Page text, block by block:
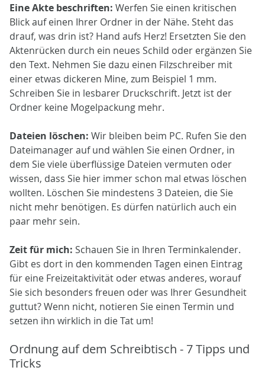
Eine Akte beschriften: Werfen Sie einen kritischen
Blick auf einen Ihrer Ordner in der Nähe. Steht das
drauf, was drin ist? Hand aufs Herz! Ersetzten Sie den
Aktenrücken durch ein neues Schild oder ergänzen Sie
den Text. Nehmen Sie dazu einen Filzschreiber mit
einer etwas dickeren Mine, zum Beispiel 1 mm.
Schreiben Sie in lesbarer Druckschrift. Jetzt ist der
Ordner keine Mogelpackung mehr.
Dateien löschen: Wir bleiben beim PC. Rufen Sie den
Dateimanager auf und wählen Sie einen Ordner, in
dem Sie viele überflüssige Dateien vermuten oder
wissen, dass Sie hier immer schon mal etwas löschen
wollten. Löschen Sie mindestens 3 Dateien, die Sie
nicht mehr benötigen. Es dürfen natürlich auch ein
paar mehr sein.
Zeit für mich: Schauen Sie in Ihren Terminkalender.
Gibt es dort in den kommenden Tagen einen Eintrag
für eine Freizeitaktivität oder etwas anderes, worauf
Sie sich besonders freuen oder was Ihrer Gesundheit
guttut? Wenn nicht, notieren Sie einen Termin und
setzen ihn wirklich in die Tat um!
Ordnung auf dem Schreibtisch - 7 Tipps und
Tricks